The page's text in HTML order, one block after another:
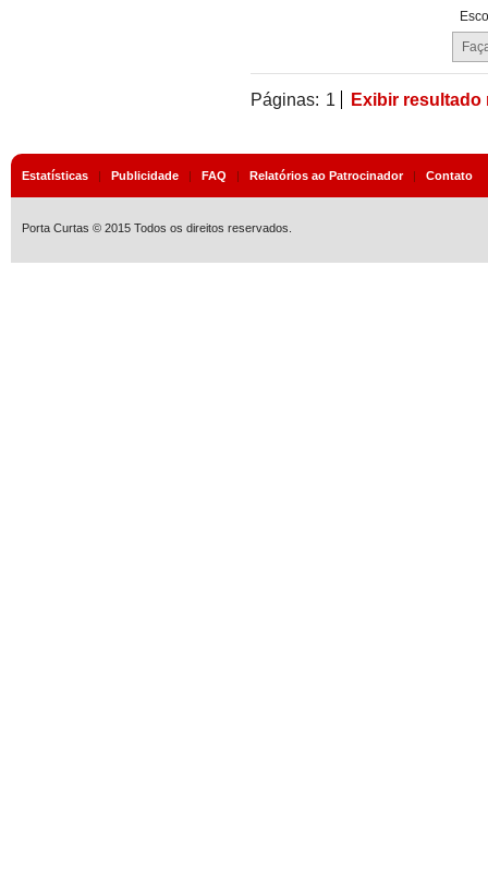
Páginas: 1 Exibir resultado
Estatísticas | Publicidade | FAQ | Relatórios ao Patrocinador| Contato
Porta Curtas © 2015 Todos os direitos reservados.